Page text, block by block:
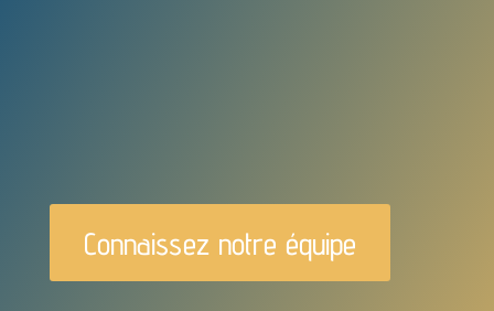
Connaissez notre équipe